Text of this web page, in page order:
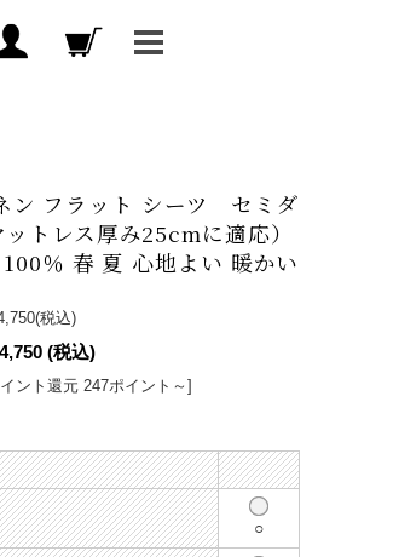
ン フラット シーツ セミダ
トレス厚み25cmに適応）
％ 春 夏 心地よい 暖かい
(税込)
(税込)
ント還元 247ポイント～]
○